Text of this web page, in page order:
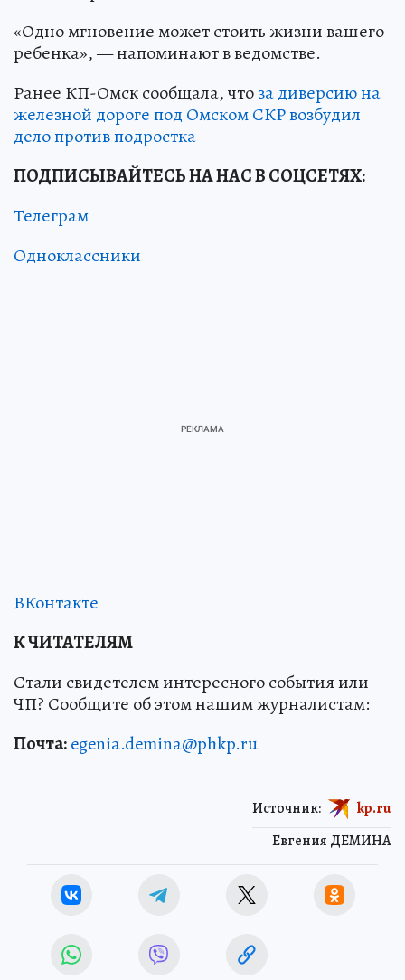
«Одно мгновение может стоить жизни вашего
ребенка», — напоминают в ведомстве.
Ранее КП-Омск сообщала, чтоза диверсию на
железной дороге под Омском СКР возбудил
дело против подростка
ПОДПИСЫВАЙТЕСЬ НА НАС В СОЦСЕТЯХ:
Телеграм
Одноклассники
ВКонтакте
К ЧИТАТЕЛЯМ
Стали свидетелем интересного события или
ЧП? Сообщите об этом нашим журналистам:
Почта:egenia.demina@phkp.ru
Евгения ДЕМИНА
Источник: kp.ru